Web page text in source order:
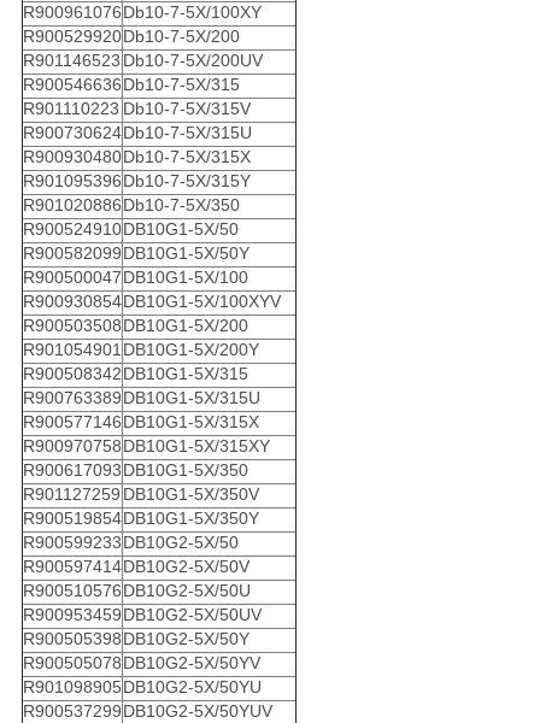
R900961076Db10-7-5X/100XY
R900529920Db10-7-5X/200
R901146523 Db10-7-5X/200UV
R900546636Db10-7-5X/315
R901110223 Db10-7-5X/315V
R900730624Db10-7-5X/315U
R900930480Db10-7-5X/315X
R901095396Db10-7-5X/315Y
R901020886Db10-7-5X/350
R900524910DB10G1-5X/50
R900582099DB10G1-5X/50Y
R900500047DB10G1-5X/100
R900930854DB10G1-5X/100XYV
R900503508DB10G1-5X/200
R901054901DB10G1-5X/200Y
R900508342DB10G1-5X/315
R900763389DB10G1-5X/315U
R900577146DB10G1-5X/315X
R900970758DB10G1-5X/315XY
R900617093DB10G1-5X/350
R901127259 DB10G1-5X/350V
R900519854DB10G1-5X/350Y
R900599233DB10G2-5X/50
R900597414DB10G2-5X/50V
R900510576DB10G2-5X/50U
R900953459DB10G2-5X/50UV
R900505398DB10G2-5X/50Y
R900505078DB10G2-5X/50YV
R901098905DB10G2-5X/50YU
R900537299DB10G2-5X/50YUV